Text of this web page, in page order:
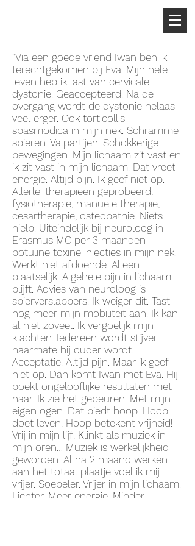
“Via een goede vriend Iwan ben ik
terechtgekomen bij Eva. Mijn hele
leven heb ik last van cervicale
dystonie. Geaccepteerd. Na de
overgang wordt de dystonie helaas
veel erger. Ook torticollis
spasmodica in mijn nek. Schramme
spieren. Valpartijen. Schokkerige
bewegingen. Mijn lichaam zit vast en
ik zit vast in mijn lichaam. Dat vreet
energie. Altijd pijn. Ik geef niet op.
Allerlei therapieën geprobeerd:
fysiotherapie, manuele therapie,
cesartherapie, osteopathie. Niets
hielp. Uiteindelijk bij neuroloog in
Erasmus MC per 3 maanden
botuline toxine injecties in mijn nek.
Werkt niet afdoende. Alleen
plaatselijk. Algehele pijn in lichaam
blijft. Advies van neuroloog is
spierverslappers. Ik weiger dit. Tast
nog meer mijn mobiliteit aan. Ik kan
al niet zoveel. Ik vergoelijk mijn
klachten. Iedereen wordt stijver
naarmate hij ouder wordt.
Acceptatie. Altijd pijn. Maar ik geef
niet op. Dan komt Iwan met Eva. Hij
boekt ongelooflijke resultaten met
haar. Ik zie het gebeuren. Met mijn
eigen ogen. Dat biedt hoop. Hoop
doet leven! Hoop betekent vrijheid!
Vrij in mijn lijf! Klinkt als muziek in
mijn oren… Muziek is werkelijkheid
geworden. Al na 2 maand werken
aan het totaal plaatje voel ik mij
vrijer. Soepeler. Vrijer in mijn lichaam.
Lichter. Meer energie. Minder